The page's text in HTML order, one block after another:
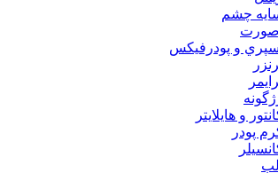
چشم
صورت
اسپري و پودرفيكس
و هايلايتر
پودر